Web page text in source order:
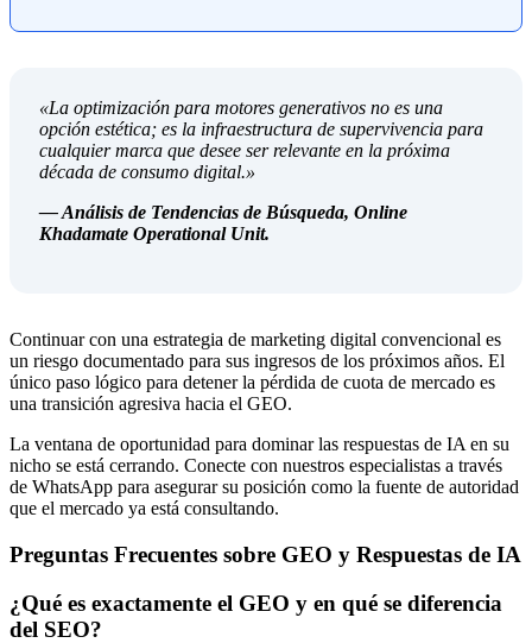
«La optimización para motores generativos no es una
opción estética; es la infraestructura de supervivencia para
cualquier marca que desee ser relevante en la próxima
década de consumo digital.»
— Análisis de Tendencias de Búsqueda, Online
Khadamate Operational Unit.
Continuar con una estrategia de marketing digital convencional es
un riesgo documentado para sus ingresos de los próximos años. El
único paso lógico para detener la pérdida de cuota de mercado es
una transición agresiva hacia el GEO.
La ventana de oportunidad para dominar las respuestas de IA en su
nicho se está cerrando. Conecte con nuestros especialistas a través
de WhatsApp para asegurar su posición como la fuente de autoridad
que el mercado ya está consultando.
Preguntas Frecuentes sobre GEO y Respuestas de IA
¿Qué es exactamente el GEO y en qué se diferencia
del SEO?